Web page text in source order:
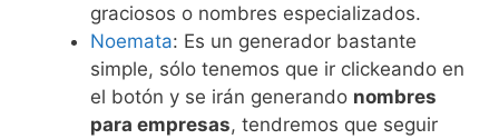
graciosos o nombres especializados.
Noemata: Es un generador bastante
simple, sólo tenemos que ir clickeando en
el botón y se irán generando nombres
para empresas, tendremos que seguir